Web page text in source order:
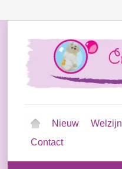
Nieuw Welzijn
Contact